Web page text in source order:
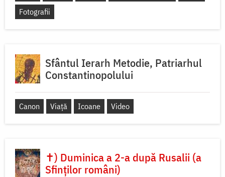
Fotografii
Sfântul Ierarh Metodie, Patriarhul
Constantinopolului
Canon Viață Icoane Video
✝) Duminica a 2-a după Rusalii (a
Sfinților români)